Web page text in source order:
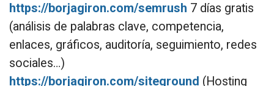
https://borjagiron.com/semrush 7 días gratis
(análisis de palabras clave, competencia,
enlaces, gráficos, auditoría, seguimiento, redes
sociales…)
https://borjagiron.com/siteground (Hosting